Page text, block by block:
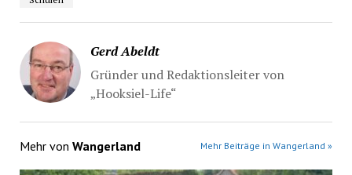
Gerd Abeldt
Gründer und Redaktionsleiter von
„Hooksiel-Life“
Mehr von Wangerland Mehr Beiträge in Wangerland »